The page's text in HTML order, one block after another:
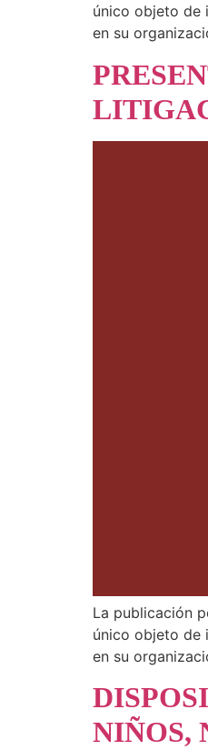
único objeto de
en su
La publicación
único objeto de
en su
NIÑOS,